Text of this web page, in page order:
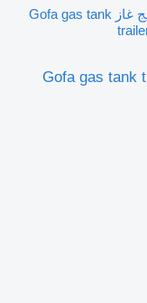
مقطورة صهريج غاز Gofa gas tank
Gofa gas tank